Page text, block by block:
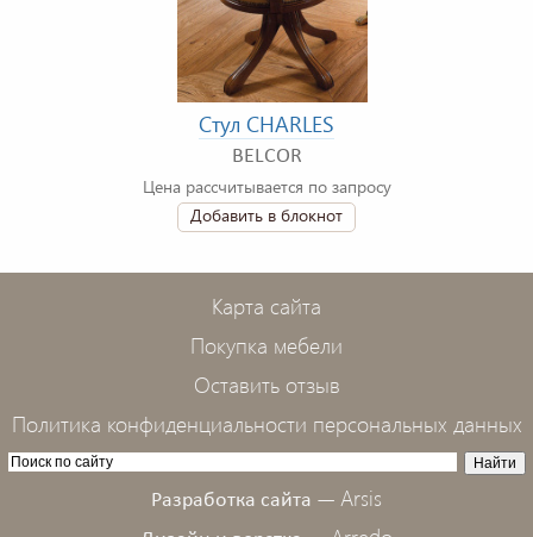
Стул CHARLES
BELCOR
Цена рассчитывается по запросу
Добавить в блокнот
Карта сайта
Покупка мебели
Оставить отзыв
Политика конфиденциальности персональных данных
Разработка сайта — Arsis